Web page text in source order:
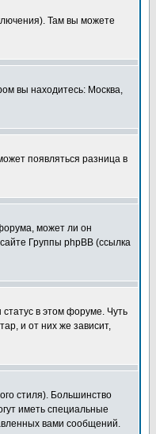
Там вы можете
вы находитесь: Москва,
появляться разница в
может ли он
Группы phpBB (ссылка
в этом форуме. Чуть
и от них же зависит,
стиля). Большинство
иметь специальные
вами сообщений.